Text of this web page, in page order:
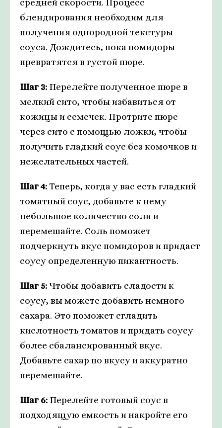
средней скорости. Процесс
блендирования необходим для
получения однородной текстуры
соуса. Дождитесь, пока помидоры
превратятся в густой пюре.
Шаг 3: Перелейте полученное пюре в
мелкий сито, чтобы избавиться от
кожицы и семечек. Протрите пюре
через сито с помощью ложки, чтобы
получить гладкий соус без комочков и
нежелательных частей.
Шаг 4: Теперь, когда у вас есть гладкий
томатный соус, добавьте к нему
небольшое количество соли и
перемешайте. Соль поможет
подчеркнуть вкус помидоров и придаст
соусу определенную пикантность.
Шаг 5:Чтобы добавить сладости к
соусу, вы можете добавить немного
сахара. Это поможет сгладить
кислотность томатов и придать соусу
более сбалансированный вкус.
Добавьте сахар по вкусу и аккуратно
перемешайте.
Шаг 6: Перелейте готовый соус в
подходящую емкость и накройте его